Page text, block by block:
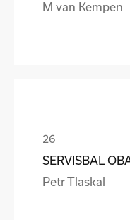
M van Kempen
SERVISBAL
Petr Tlaskal